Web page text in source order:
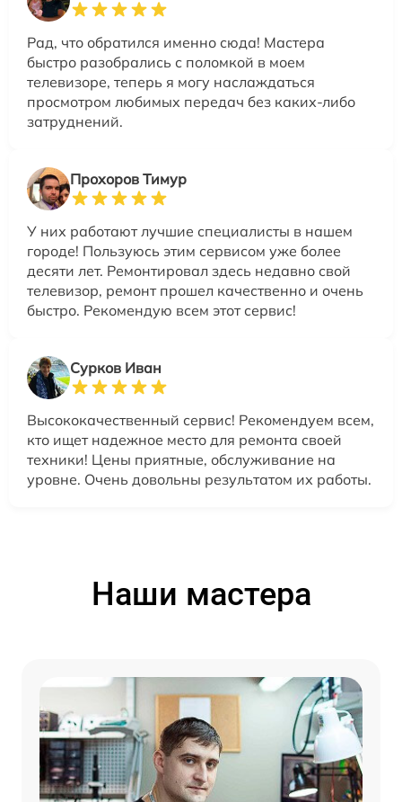
Рад, что обратился именно сюда! Мастера
быстро разобрались с поломкой в моем
телевизоре, теперь я могу наслаждаться
просмотром любимых передач без каких-либо
затруднений.
Прохоров Тимур
У них работают лучшие специалисты в нашем
городе! Пользуюсь этим сервисом уже более
десяти лет. Ремонтировал здесь недавно свой
телевизор, ремонт прошел качественно и очень
быстро. Рекомендую всем этот сервис!
Сурков Иван
Высококачественный сервис! Рекомендуем всем,
кто ищет надежное место для ремонта своей
техники! Цены приятные, обслуживание на
уровне. Очень довольны результатом их работы.
Наши мастера